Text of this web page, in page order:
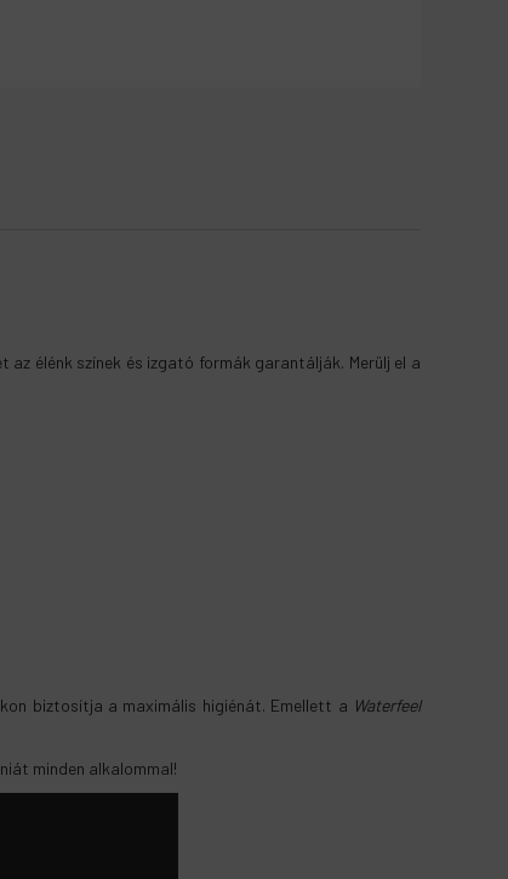
élénk színek és izgató formák garantálják. Merülj el a
biztosítja a maximális higiénát. Emellett a Waterfeel
minden alkalommal!